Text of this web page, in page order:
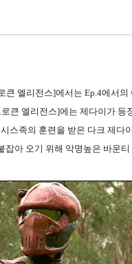
큰 엘리전스]에서는 Ep.4에서
큰 엘리전스]에는 제다이가
스족의 훈련을 받은 다크 제다
잡아 오기 위해 악명높은 바운